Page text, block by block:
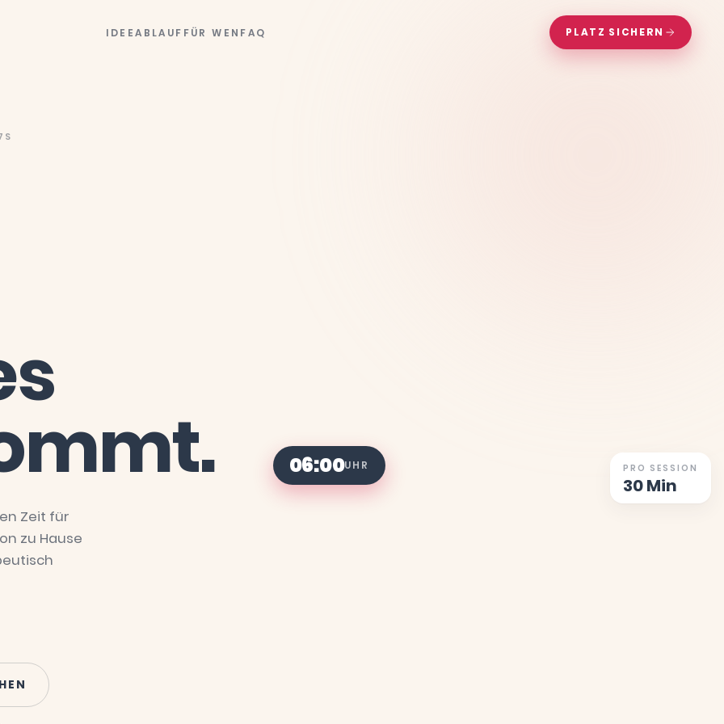
IDEEABLAUF FÜR WEN FAQ PLATZ SICHERN
Zeit für
zu Hause
06:00UHR PRO SESSION
30 Min